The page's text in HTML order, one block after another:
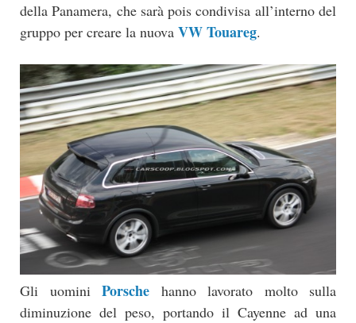
della Panamera, che sarà pois condivisa all’interno del
gruppo per creare la nuova VW Touareg.
Gli uomini Porsche hanno lavorato molto sulla
diminuzione del peso, portando il Cayenne ad una